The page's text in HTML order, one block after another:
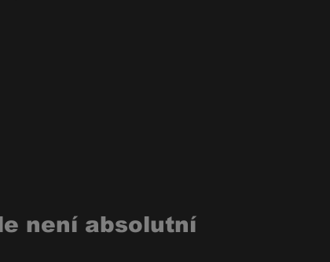
není absolutní